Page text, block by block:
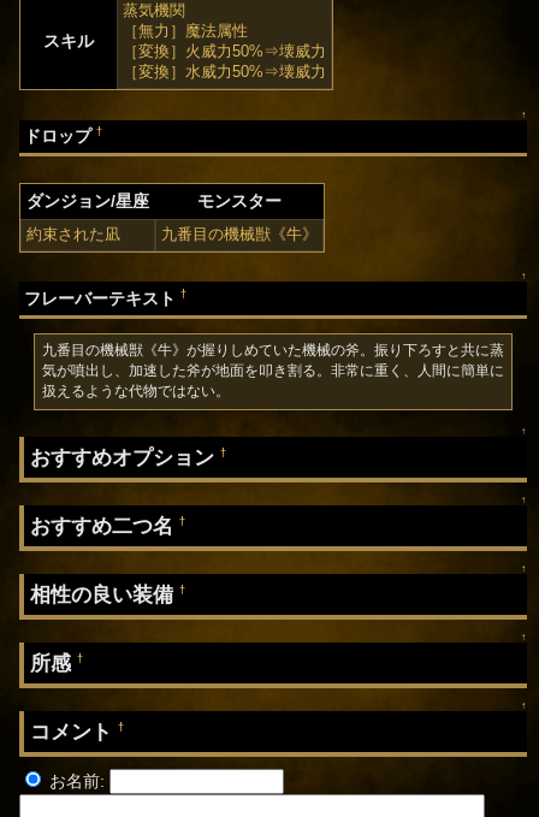
スキル
蒸気機関
［無力］魔法属性
［変換］火威力50%⇒壊威力
［変換］水威力50%⇒壊威力
↑
ドロップ†
ダンジョン/星座 モンスター
約束された凪 九番目の機械獣《牛》
↑
フレーバーテキスト†
九番目の機械獣《牛》が握りしめていた機械の斧。振り下ろすと共に蒸
気が噴出し、加速した斧が地面を叩き割る。非常に重く、人間に簡単に
扱えるような代物ではない。
↑
おすすめオプション†
↑
おすすめ二つ名†
↑
相性の良い装備†
↑
所感†
↑
コメント†
お名前: